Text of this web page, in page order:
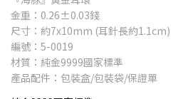
金重：0.26±0.03錢
尺寸：約7x10mm (耳針長約1.1cm)
編號：5-0019
材質：純金9999國家標準
產品配件：包裝盒/包裝袋/保證單